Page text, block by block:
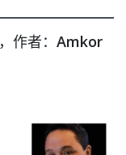
，作者： Amkor